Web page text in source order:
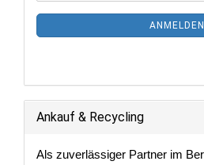
NEWSLETTER-
ANMELDUNG
Mail
ANMELDEN
Ankauf & Recycling
Als zuverlässiger Partner im